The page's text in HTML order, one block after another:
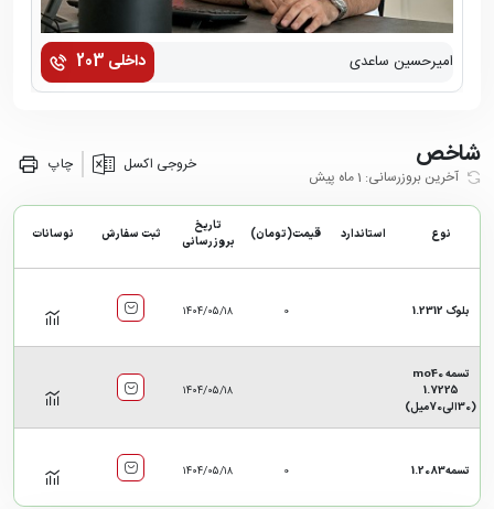
امیرحسین ساعدی داخلی 203
شاخص
آخرین بروزرسانی: 1 ماه پیش
خروجی اکسل چاپ
نوع استاندارد قیمت(تومان)
تاریخ
بروزرسانی
ثبت سفارش نوسانات
بلوک 1.2312 0 ۱۴۰۴/۰۵/۱۸
تسمه mo40
1.7225
(30الی70میل)
۱۴۰۴/۰۵/۱۸
تسمه1.2083 0 ۱۴۰۴/۰۵/۱۸